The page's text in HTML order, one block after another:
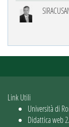
Link Utili
Università di
Didattica web